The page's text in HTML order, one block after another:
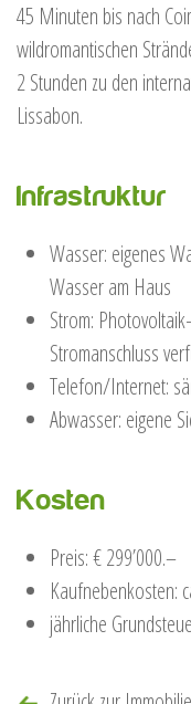
45 Minuten bis nach
wildromantischen
2 Stunden zu den
Lissabon.
Infrastruktur
Wasser: eigenes
Wasser am Haus
Strom:
Stromanschluss
Telefon/Internet:
Abwasser: eigene
Kosten
Preis: € 299’000.–
Kaufnebenkosten:
jährliche